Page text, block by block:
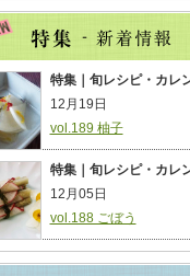
特集｜旬レシピ・カレ
12月19日
vol.189 柚子
特集｜旬レシピ・カレ
12月05日
vol.188 ごぼう